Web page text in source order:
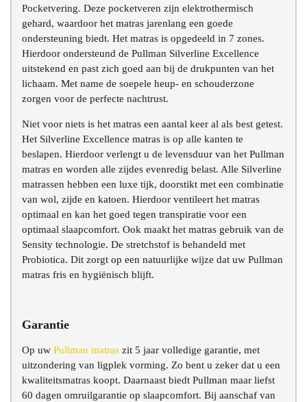
Pocketvering. Deze pocketveren zijn elektrothermisch
gehard, waardoor het matras jarenlang een goede
ondersteuning biedt. Het matras is opgedeeld in 7 zones.
Hierdoor ondersteund de Pullman Silverline Excellence
uitstekend en past zich goed aan bij de drukpunten van het
lichaam. Met name de soepele heup- en schouderzone
zorgen voor de perfecte nachtrust.
Niet voor niets is het matras een aantal keer al als best getest.
Het Silverline Excellence matras is op alle kanten te
beslapen. Hierdoor verlengt u de levensduur van het Pullman
matras en worden alle zijdes evenredig belast. Alle Silverline
matrassen hebben een luxe tijk, doorstikt met een combinatie
van wol, zijde en katoen. Hierdoor ventileert het matras
optimaal en kan het goed tegen transpiratie voor een
optimaal slaapcomfort. Ook maakt het matras gebruik van de
Sensity technologie. De stretchstof is behandeld met
Probiotica. Dit zorgt op een natuurlijke wijze dat uw Pullman
matras fris en hygiënisch blijft.
Garantie
Op uw Pullman matras zit 5 jaar volledige garantie, met
uitzondering van ligplek vorming. Zo bent u zeker dat u een
kwaliteitsmatras koopt. Daarnaast biedt Pullman maar liefst
60 dagen omruilgarantie op slaapcomfort. Bij aanschaf van